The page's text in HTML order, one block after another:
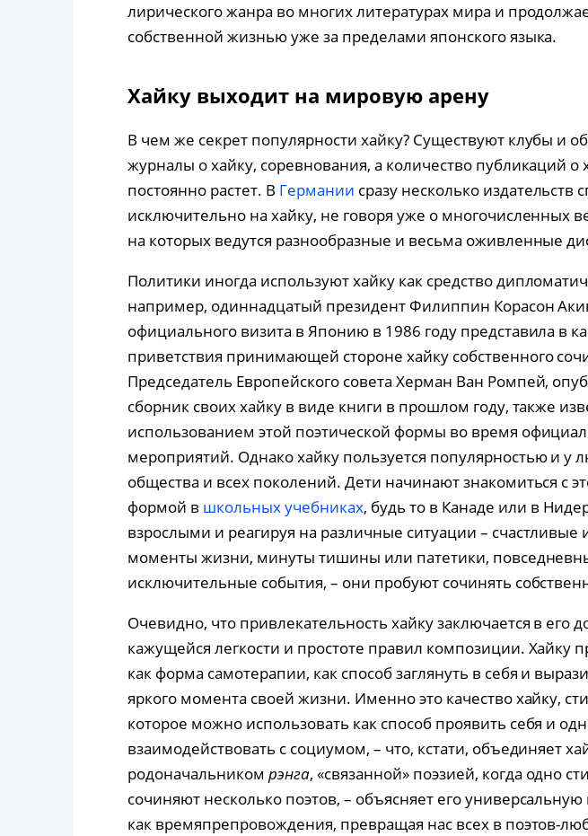
лирического жанра во многих литературах мира и
собственной жизнью уже за пределами японского языка.
Хайку выходит на мировую арену
В чем же секрет популярности хайку? Существуют клубы и
журналы о хайку, соревнования, а количество публикаций о
постоянно растет. В Германии сразу несколько издательств
исключительно на хайку, не говоря уже о многочисленных
на которых ведутся разнообразные и весьма оживленные
Политики иногда используют хайку как средство
например, одиннадцатый президент Филиппин Корасон
официального визита в Японию в 1986 году представила в
приветствия принимающей стороне хайку собственного
Председатель Европейского совета Херман Ван Ромпей,
сборник своих хайку в виде книги в прошлом году, также
использованием этой поэтической формы во время
мероприятий. Однако хайку пользуется популярностью и у
общества и всех поколений. Дети начинают знакомиться с
формой в школьных учебниках, будь то в Канаде или в
взрослыми и реагируя на различные ситуации – счастливые
моменты жизни, минуты тишины или патетики,
исключительные события, – они пробуют сочинять
Очевидно, что привлекательность хайку заключается в его
кажущейся легкости и простоте правил композиции. Хайку
как форма самотерапии, как способ заглянуть в себя и
яркого момента своей жизни. Именно это качество хайку,
которое можно использовать как способ проявить себя и
взаимодействовать с социумом, – что, кстати, объединяет
родоначальником рэнга, «связанной» поэзией, когда одно
сочиняют несколько поэтов, – объясняет его
как времяпрепровождения, превращая нас всех в поэтов-